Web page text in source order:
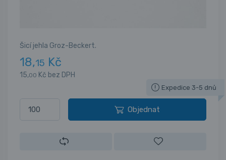
Šicí jehla Groz-Beckert.
18,15 Kč
15,00 Kč bez DPH
Expedice 3-5 dnů
Objednat